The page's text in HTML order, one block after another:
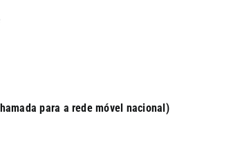
para a rede móvel nacional)